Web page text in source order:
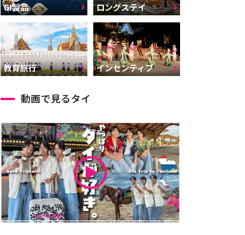
GI製品 ロングステイ
教育旅行 インセンティブ
動画で見るタイ